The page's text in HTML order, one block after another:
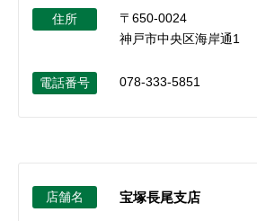
住所
〒650-0024
神戸市中央区海岸通1
電話番号 078-333-5851
店舗名 宝塚長尾支店